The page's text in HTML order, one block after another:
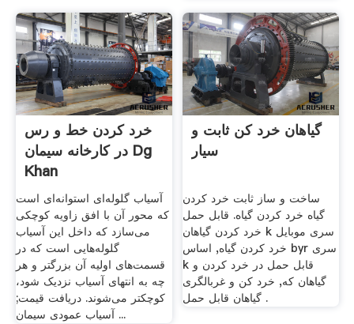
خرد کردن خط و رس
در کارخانه سیمان Dg
Khan
آسیاب گلوله‌ای استوانه‌ای است
که محور آن با افق زاویه کوچکی
می‌سازد که داخل این آسیاب
گلوله‌هایی است که در
قسمت‌های اولیه آن بزرگتر و هر
چه به انتهای آسیاب نزدیک شود،
کوچکتر می‌شوند. دریافت قیمت;
آسیاب عمودی سیمان ...
گیاهان خرد کن ثابت و
سیار
ساخت و ساز ثابت خرد کردن
گیاه خرد کردن گیاه. قابل حمل
خرد کردن گیاهان k سری موبایل
خرد کردن گیاه, اساس byr سری
k قابل حمل در خرد کردن و
گیاهان که, خرد کن و غربالگری
گیاهان قابل حمل .